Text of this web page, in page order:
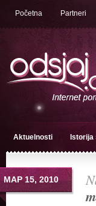
Početna Partneri
Aktuelnosti Istorija
МАР 15, 2010